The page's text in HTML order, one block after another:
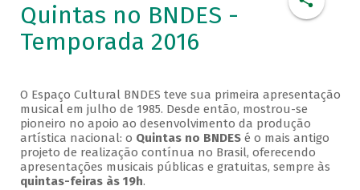
Quintas no BNDES -
Temporada 2016
O Espaço Cultural BNDES teve sua primeira apresentação
musical em julho de 1985. Desde então, mostrou-se
pioneiro no apoio ao desenvolvimento da produção
artística nacional: o Quintas no BNDESé o mais antigo
projeto de realização contínua no Brasil, oferecendo
apresentações musicais públicas e gratuitas, sempre às
quintas-feiras às 19h.